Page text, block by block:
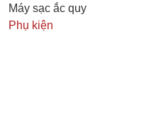
Máy sạc ắc quy
Phụ kiện